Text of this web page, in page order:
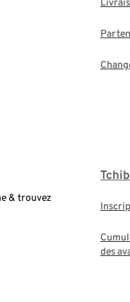
& trouvez
des